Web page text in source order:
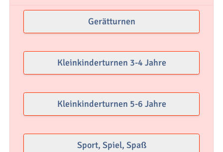
Gerätturnen
Kleinkinderturnen 3-4 Jahre
Kleinkinderturnen 5-6 Jahre
Sport, Spiel, Spaß